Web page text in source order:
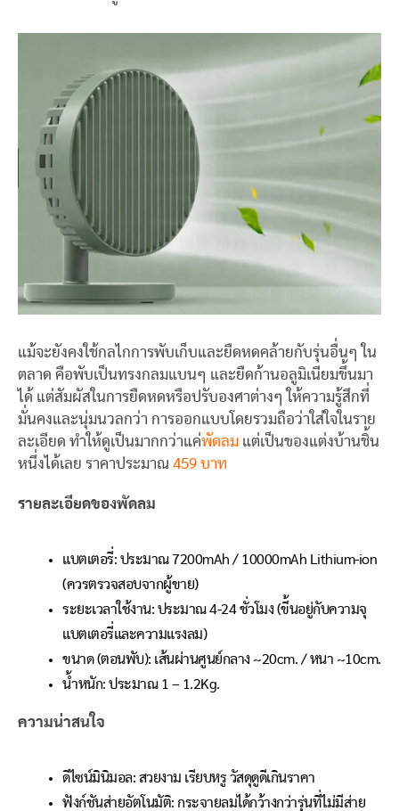
แม้จะยังคงใช้กลไกการพับเก็บและยืดหดคล้ายกับรุ่นอื่นๆ ใน
ตลาด คือพับเป็นทรงกลมแบนๆ และยืดก้านอลูมิเนียมขึ้นมา
ได้ แต่สัมผัสในการยืดหดหรือปรับองศาต่างๆ ให้ความรู้สึกที่
มั่นคงและนุ่มนวลกว่า การออกแบบโดยรวมถือว่าใส่ใจในราย
ละเอียด ทำให้ดูเป็นมากกว่าแค่พัดลม แต่เป็นของแต่งบ้านชิ้น
หนึ่งได้เลย ราคาประมาณ 459 บาท
รายละเอียดของพัดลม
แบตเตอรี่: ประมาณ 7200mAh / 10000mAh Lithium-ion
(ควรตรวจสอบจากผู้ขาย)
ระยะเวลาใช้งาน: ประมาณ 4-24 ชั่วโมง (ขึ้นอยู่กับความจุ
แบตเตอรี่และความแรงลม)
ขนาด (ตอนพับ): เส้นผ่านศูนย์กลาง ~20cm. / หนา ~10cm.
น้ำหนัก: ประมาณ 1 – 1.2Kg.
ความน่าสนใจ
ดีไซน์มินิมอล: สวยงาม เรียบหรู วัสดุดูดีเกินราคา
ฟังก์ชันส่ายอัตโนมัติ: กระจายลมได้กว้างกว่ารุ่นที่ไม่มีส่าย